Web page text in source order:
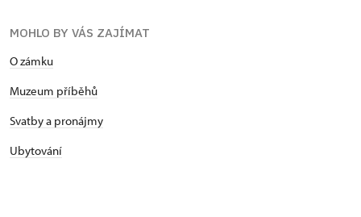
MOHLO BY VÁS ZAJÍMAT
O zámku
Muzeum příběhů
Svatby a pronájmy
Ubytování